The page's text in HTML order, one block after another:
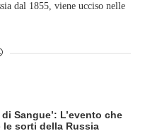
dal 1855, viene ucciso nelle
Sangue’: L’evento che
sorti della Russia